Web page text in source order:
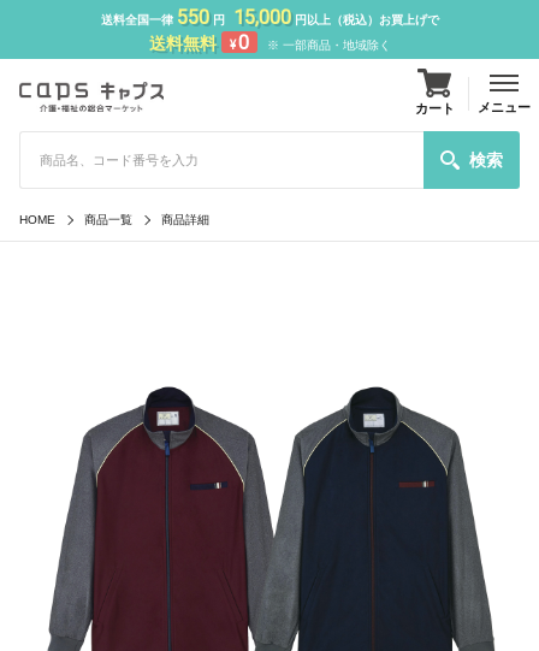
送料全国一律 550円 15,000円以上（税込）お買上げで
送料無料 ¥0 ※ 一部商品・地域除く
検索
カート メニュー
HOME 商品一覧 商品詳細